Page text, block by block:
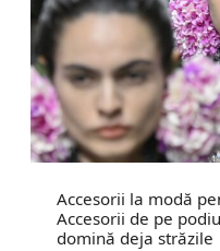
Accesorii la modă
Accesorii de pe
domină deja străzile